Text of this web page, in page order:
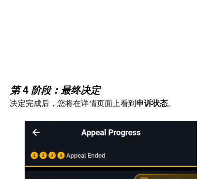
第 4 阶段：最终决定
决定完成后，您将在详情页面上看到申诉状态。